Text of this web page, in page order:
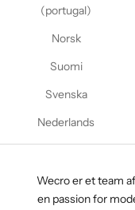
(portugal)
Norsk
Suomi
Svenska
Nederlands
Wecro er et team
en passion for